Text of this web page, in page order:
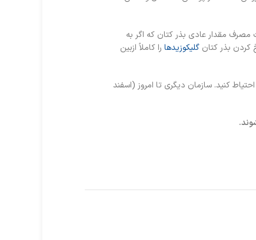
مصرف مقدار عادی بذر کتان که اگر به
بذر کتان گلیکوزید‌ها را کاملاً ازبین
احتیاط کنید. سازمان دیگری تا امروز (اسفند